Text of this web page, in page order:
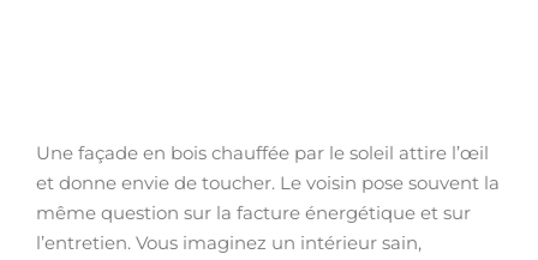
Une façade en bois chauffée par le soleil attire l’œil
et donne envie de toucher. Le voisin pose souvent la
même question sur la facture énergétique et sur
l’entretien. Vous imaginez un intérieur sain,